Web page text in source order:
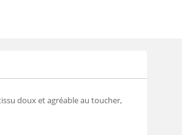
doux et agréable au toucher,